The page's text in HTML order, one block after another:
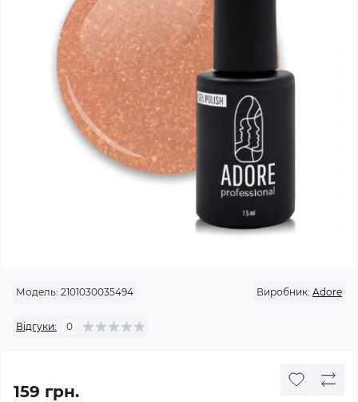
Модель: 2101030035494 Виробник: Adore
Відгуки: 0
159 грн.